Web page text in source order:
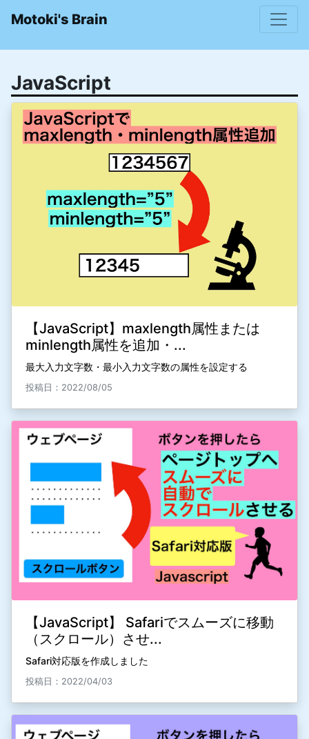
Motoki's Brain
JavaScript
【JavaScript】maxlength属性または
minlength属性を追加・...
最大入力文字数・最小入力文字数の属性を設定する
投稿日：2022/08/05
【JavaScript】 Safariでスムーズに移動
（スクロール）させ...
Safari対応版を作成しました
投稿日：2022/04/03